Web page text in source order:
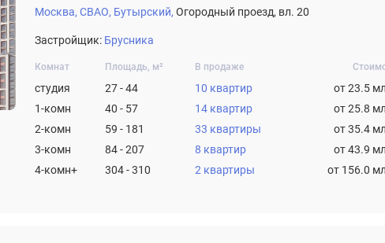
Москва, СВАО, Бутырский, Огородный проезд, вл. 20
Застройщик: Брусника
Комнат Площадь, м² В продаже
студия 27 - 44 10 квартир
от 23.5
1-комн
40 - 57 14 квартир
от 25.8
2-комн
59 - 181 33 квартиры
от 35.4
3-комн
84 - 207 8 квартир
от 43.9
4-комн+
304 - 310 2 квартиры от 156.0